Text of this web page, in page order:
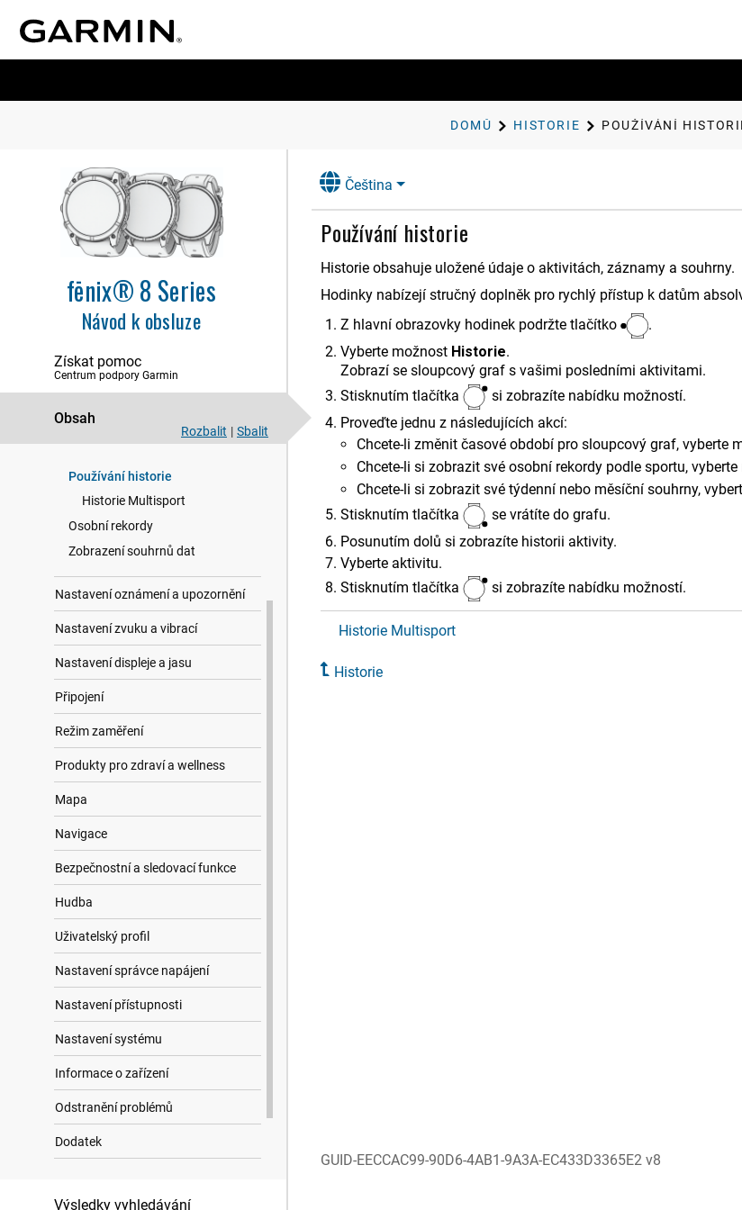
DOMŮ HISTORIE POUŽÍVÁNÍ
fēnix® 8 Series
Návod k obsluze
Získat pomoc
Centrum podpory Garmin
Obsah
Rozbalit | Sbalit
Úvod
Aplikace a aktivity
Stručné doplňky
Hodiny
Používání historie
Historie Multisport
Osobní rekordy
Zobrazení souhrnů dat
Nastavení oznámení a upozornění
Nastavení zvuku a vibrací
Nastavení displeje a jasu
Připojení
Režim zaměření
Produkty pro zdraví a wellness
Mapa
Navigace
Bezpečnostní a sledovací funkce
Hudba
Uživatelský profil
Nastavení správce napájení
Nastavení přístupnosti
Nastavení systému
Informace o zařízení
Odstranění problémů
Dodatek
Výsledky vyhledávání
Čeština
Používání historie
Historie obsahuje uložené údaje o aktivitách, záznamy a souhrny.
Hodinky nabízejí stručný doplněk pro rychlý přístup k datům
Z hlavní obrazovky hodinek podržte tlačítko
.
Vyberte možnost Historie.
Zobrazí se sloupcový graf s vašimi posledními aktivitami.
Stisknutím tlačítka
si zobrazíte nabídku možností.
Proveďte jednu z následujících akcí:
Chcete-li změnit časové období pro sloupcový graf, vyberte
Chcete-li si zobrazit své osobní rekordy podle sportu,
Chcete-li si zobrazit své týdenní nebo měsíční souhrny,
Stisknutím tlačítka
se vrátíte do grafu.
Posunutím dolů si zobrazíte historii aktivity.
Vyberte aktivitu.
Stisknutím tlačítka
si zobrazíte nabídku možností.
Historie Multisport
Historie
GUID-EECCAC99-90D6-4AB1-9A3A-EC433D3365E2 v8